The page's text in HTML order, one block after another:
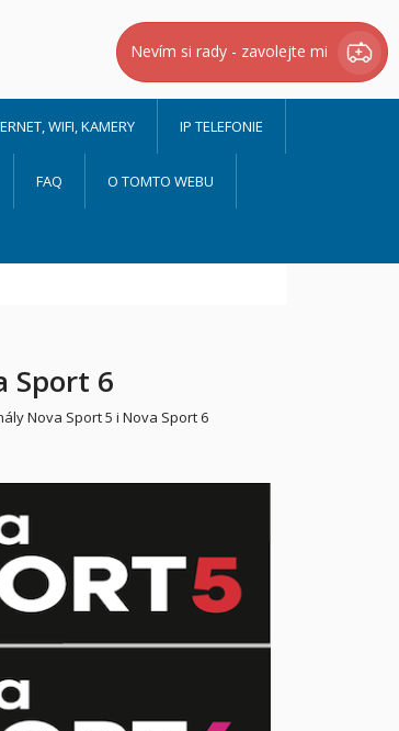
Nevím si rady - zavolejte mi
WIFI, KAMERY IP TELEFONIE
FAQ O TOMTO WEBU
Sport 6
Nova Sport 5 i Nova Sport 6